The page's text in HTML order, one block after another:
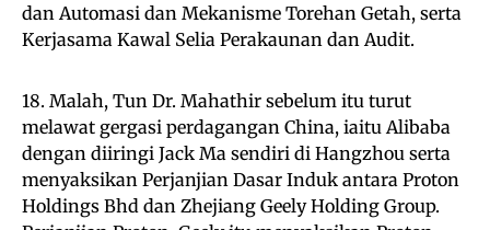
dan Automasi dan Mekanisme Torehan Getah, serta
Kerjasama Kawal Selia Perakaunan dan Audit.
18. Malah, Tun Dr. Mahathir sebelum itu turut
melawat gergasi perdagangan China, iaitu Alibaba
dengan diiringi Jack Ma sendiri di Hangzhou serta
menyaksikan Perjanjian Dasar Induk antara Proton
Holdings Bhd dan Zhejiang Geely Holding Group.